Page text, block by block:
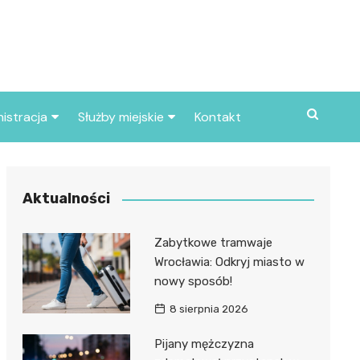
miasta
Służby miejskie
Policja
Kontakt
Aktualności
Zabytkowe tramwaje
Wrocławia: Odkryj miasto w
nowy sposób!
8 sierpnia 2026
Pijany mężczyzna